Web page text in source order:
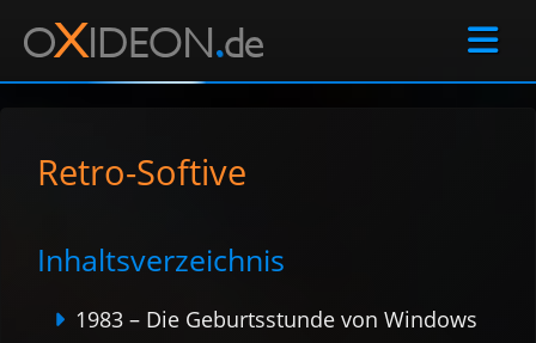
Retro-Softive
Inhaltsverzeichnis
1983 – Die Geburts­stunde von Windows
